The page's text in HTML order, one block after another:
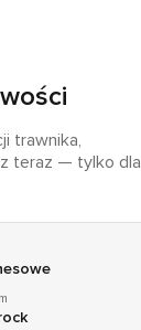
trawnika,
teraz — tylko dla